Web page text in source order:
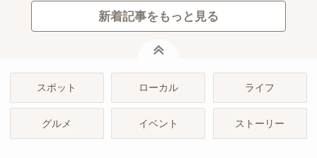
新着記事をもっと見る
スポット ローカル ライフ
グルメ イベント ストーリー